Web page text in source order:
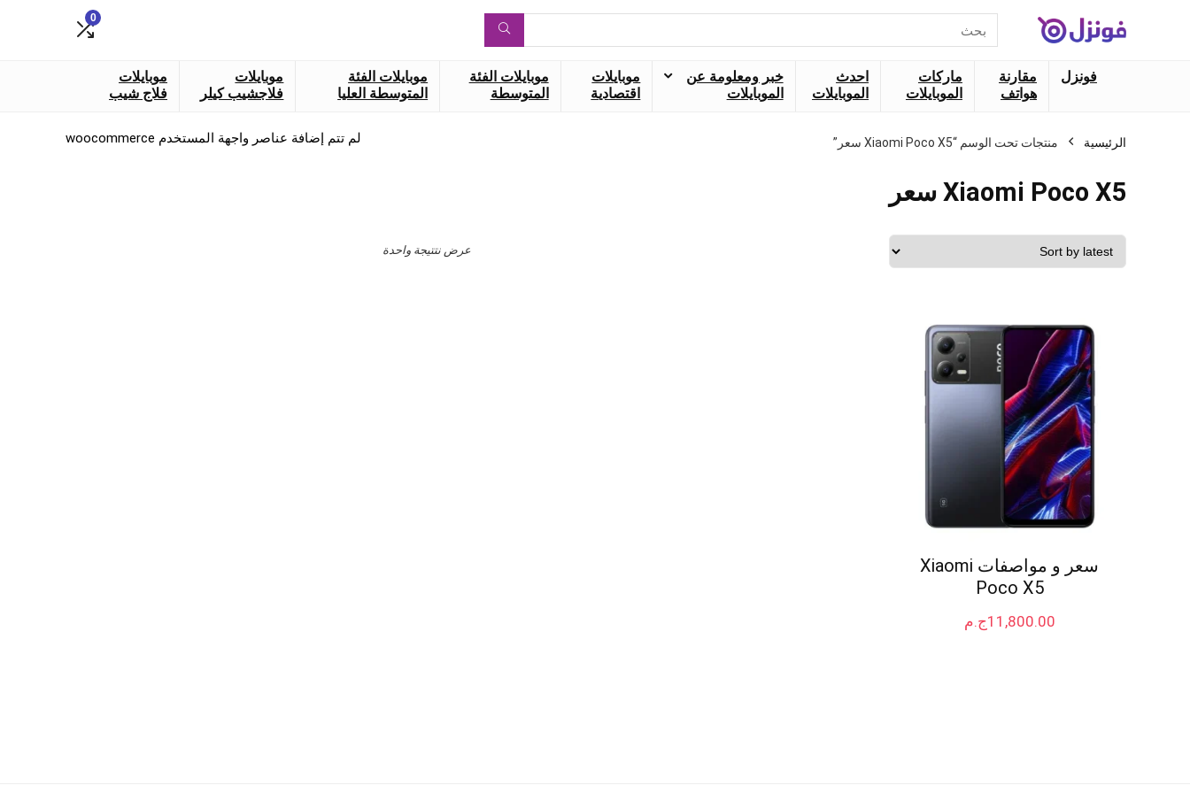
عن:
0
فونزل
مقارنة
هواتف
ماركات
الموبايلات
احدث
الموبايلات
خبر ومعلومة عن
الموبايلات
موبايلات
اقتصادية
موبايلات الفئة
المتوسطة
موبايلات الفئة
المتوسطة العليا
موبايلات
فلاجشيب كيلر
موبايلات
فلاج شيب
الرئيسية منتجات تحت الوسم “Xiaomi Poco X5 سعر”
Xiaomi Poco X5 سعر
عرض نتتيجة واحدة
سعر و مواصفات Xiaomi
Poco X5
ج.م11,800.00
لم تتم إضافة عناصر واجهة المستخدم woocommerce